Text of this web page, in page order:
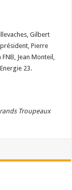
Gilbert
Pierre
Jean Monteil,
23.
Troupeaux